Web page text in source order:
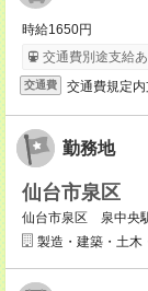
時給1650円
交通費別途支給あ
交通費 交通費規定
勤務地
仙台市泉区
仙台市泉区 泉中央
製造・建築・土木